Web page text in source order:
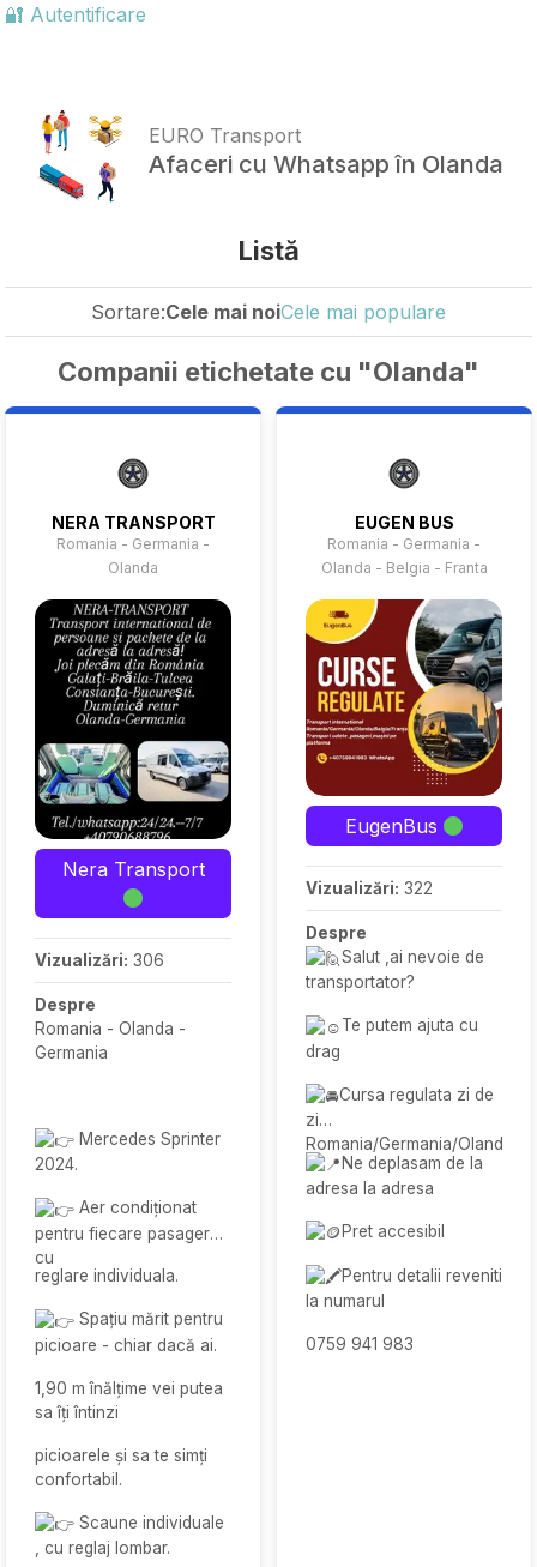
🔐 Autentificare
EURO Transport
Afaceri cu Whatsapp în Olanda
Listă
Sortare:Cele mai noiCele mai populare
Companii etichetate cu "Olanda"
NERA TRANSPORT
Romania - Germania -
Olanda
Nera Transport
Vizualizări: 306
Despre
Romania - Olanda -
Germania
Mercedes Sprinter
2024.
Aer condiționat
pentru fiecare pasager
cu
reglare individuala.
Spațiu mărit pentru
picioare - chiar dacă ai.
1,90 m înălțime vei putea
sa îți întinzi
picioarele și sa te simți
confortabil.
Scaune individuale
, cu reglaj lombar.
EUGEN BUS
Romania - Germania -
Olanda - Belgia - Franta
EugenBus
Vizualizări: 322
Despre
Salut ,ai nevoie de
transportator?
Te putem ajuta cu
drag
Cursa regulata zi de
zi
Romania/Germania/Olanda/
Ne deplasam de la
adresa la adresa
Pret accesibil
Pentru detalii reveniti
la numarul
0759 941 983